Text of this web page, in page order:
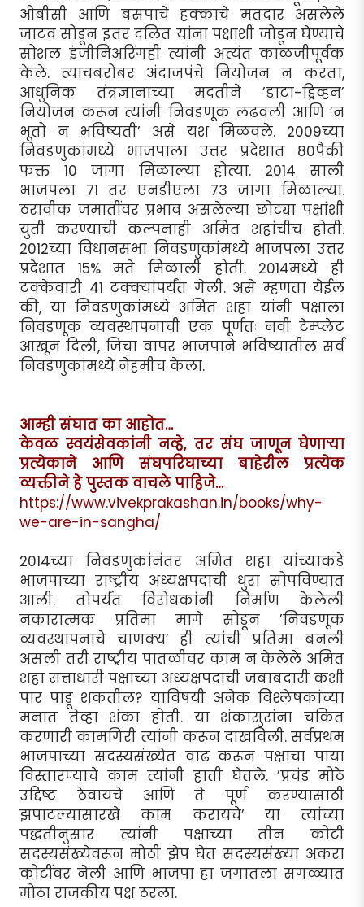
ओबीसी आणि बसपाचे हक्काचे मतदार असलेले
जाटव सोडून इतर दलित यांना पक्षाशी जोडून घेण्याचे
सोशल इंजीनिअरिंगही त्यांनी अत्यंत काळजीपूर्वक
केले. त्याचबरोबर अंदाजपंचे नियोजन न करता,
आधुनिक तंत्रज्ञानाच्या मदतीने ’डाटा-ड्रिव्हन’
नियोजन करून त्यांनी निवडणूक लढवली आणि ’न
भूतो न भविष्यती’ असे यश मिळवले. 2009च्या
निवडणुकांमध्ये भाजपाला उत्तर प्रदेशात 80पैकी
फक्त 10 जागा मिळाल्या होत्या. 2014 साली
भाजपला 71 तर एनडीएला 73 जागा मिळाल्या.
ठरावीक जमातींवर प्रभाव असलेल्या छोट्या पक्षांशी
युती करण्याची कल्पनाही अमित शहांचीच होती.
2012च्या विधानसभा निवडणुकांमध्ये भाजपला उत्तर
प्रदेशात 15% मते मिळाली होती. 2014मध्ये ही
टक्केवारी 41 टक्क्यांपर्यंत गेली. असे म्हणता येईल
की, या निवडणुकांमध्ये अमित शहा यांनी पक्षाला
निवडणूक व्यवस्थापनाची एक पूर्णतः नवी टेम्प्लेट
आखून दिली, जिचा वापर भाजपाने भविष्यातील सर्व
निवडणुकांमध्ये नेहमीच केला.
आम्ही संघात का आहोत…
केवळ स्वयंसेवकांनी नव्हे, तर संघ जाणून घेणाऱ्या
प्रत्येकाने आणि संघपरिघाच्या बाहेरील प्रत्येक
व्यक्तीने हे पुस्तक वाचले पाहिजे…
https://www.vivekprakashan.in/books/why-
we-are-in-sangha/
2014च्या निवडणुकांनंतर अमित शहा यांच्याकडे
भाजपाच्या राष्ट्रीय अध्यक्षपदाची धुरा सोपविण्यात
आली. तोपर्यंत विरोधकांनी निर्माण केलेली
नकारात्मक प्रतिमा मागे सोडून ’निवडणूक
व्यवस्थापनाचे चाणक्य’ ही त्यांची प्रतिमा बनली
असली तरी राष्ट्रीय पातळीवर काम न केलेले अमित
शहा सत्ताधारी पक्षाच्या अध्यक्षपदाची जबाबदारी कशी
पार पाडू शकतील? याविषयी अनेक विश्लेषकांच्या
मनात तेव्हा शंका होती. या शंकासुरांना चकित
करणारी कामगिरी त्यांनी करून दाखविली. सर्वप्रथम
भाजपाच्या सदस्यसंख्येत वाढ करून पक्षाचा पाया
विस्तारण्याचे काम त्यांनी हाती घेतले. ’प्रचंड मोठे
उद्दिष्ट ठेवायचे आणि ते पूर्ण करण्यासाठी
झपाटल्यासारखे काम करायचे’ या त्यांच्या
पद्धतीनुसार त्यांनी पक्षाच्या तीन कोटी
सदस्यसंख्येवरून मोठी झेप घेत सदस्यसंख्या अकरा
कोटींवर नेली आणि भाजपा हा जगातला सगळ्यात
मोठा राजकीय पक्ष ठरला.